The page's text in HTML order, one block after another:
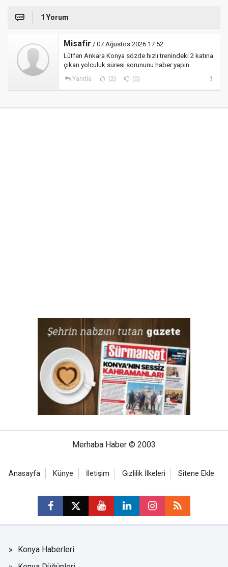
1 Yorum
Misafir / 07 Ağustos 2026 17:52
Lütfen Ankara Konya sözde hızlı trenindeki 2 katına
çıkan yolculuk süresi sorununu haber yapın.
Yanıtla (2) (0)
Merhaba Haber © 2003
Anasayfa Künye İletişim Gizlilik İlkeleri Sitene Ekle
Konya Haberleri